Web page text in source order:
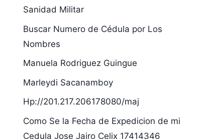
Sanidad Militar
Buscar Numero de Cédula por Los
Nombres
Manuela Rodriguez Guingue
Marleydi Sacanamboy
Hp://201.217.206178080/maj
Como Se la Fecha de Expedicion de mi
Cedula Jose Jairo Celix 17414346